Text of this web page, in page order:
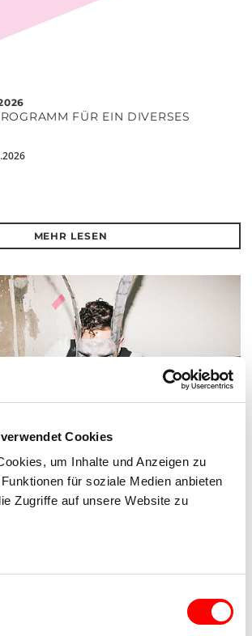
Cookies
um Inhalte und Anzeigen zu
für soziale Medien anbieten
Zugriffe auf unsere Website zu
FÜR EIN DIVERSES
MEHR LESEN